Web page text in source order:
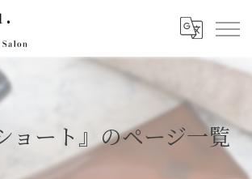
ョート』のページ一覧